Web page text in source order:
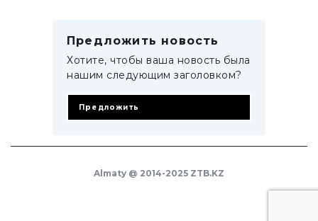
Предложить новость
Хотите, чтобы ваша новость была
нашим следующим заголовком?
Предложить
Almaty @ 2014-2025 ZTB.KZ